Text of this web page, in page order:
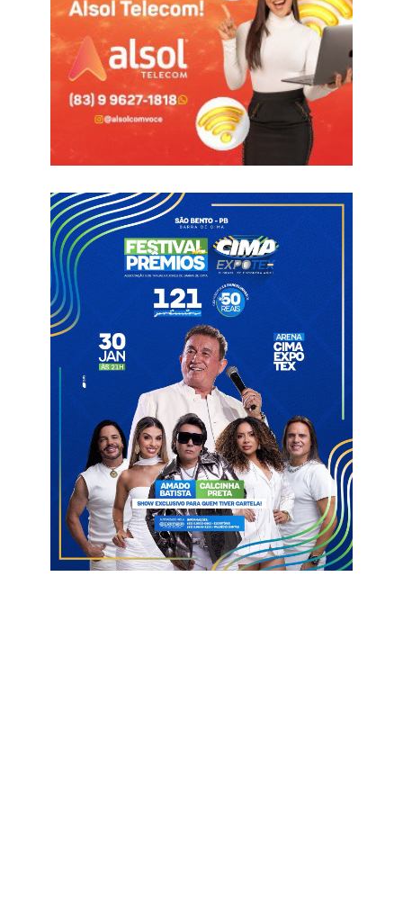
Segunda 16 – Cavaleiros Elétrico, Pedrinho Pegação e
Rogerinho
Terça 17 – Rafa e Pipo Marques, Kadu Martins e Juninho Swing
Frutuoso Gomes Programação